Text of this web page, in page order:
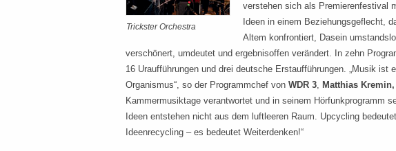
Trickster Orchestra
verstehen sich als Premierenfestival
Ideen in einem Beziehungsgeflecht,
Altem konfrontiert, Dasein
verschönert, umdeutet und ergebnisoffen verändert. In zehn
16 Uraufführungen und drei deutsche Erstaufführungen. „Musik ist
Organismus“, so der Programmchef von WDR 3, Matthias Kremin,
Kammermusiktage verantwortet und in seinem Hörfunkprogramm
Ideen entstehen nicht aus dem luftleeren Raum. Upcycling
Ideenrecycling – es bedeutet Weiterdenken!“